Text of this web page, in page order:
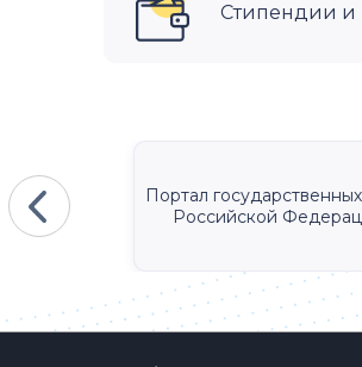
Стипендии и
Портал
Российской